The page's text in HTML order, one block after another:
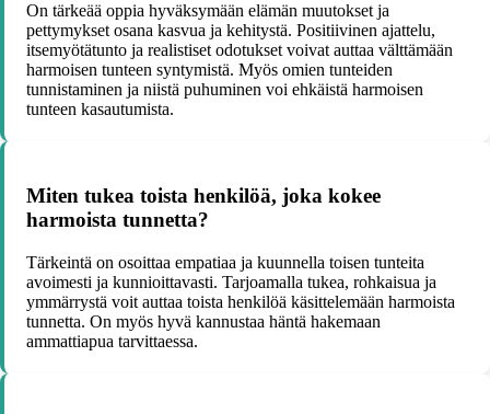
On tärkeää oppia hyväksymään elämän muutokset ja
pettymykset osana kasvua ja kehitystä. Positiivinen ajattelu,
itsemyötätunto ja realistiset odotukset voivat auttaa välttämään
harmoisen tunteen syntymistä. Myös omien tunteiden
tunnistaminen ja niistä puhuminen voi ehkäistä harmoisen
tunteen kasautumista.
Miten tukea toista henkilöä, joka kokee
harmoista tunnetta?
Tärkeintä on osoittaa empatiaa ja kuunnella toisen tunteita
avoimesti ja kunnioittavasti. Tarjoamalla tukea, rohkaisua ja
ymmärrystä voit auttaa toista henkilöä käsittelemään harmoista
tunnetta. On myös hyvä kannustaa häntä hakemaan
ammattiapua tarvittaessa.